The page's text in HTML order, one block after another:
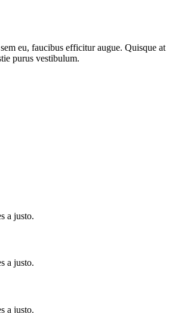
eu, faucibus efficitur augue. Quisque at
purus vestibulum.
a justo.
a justo.
a justo.